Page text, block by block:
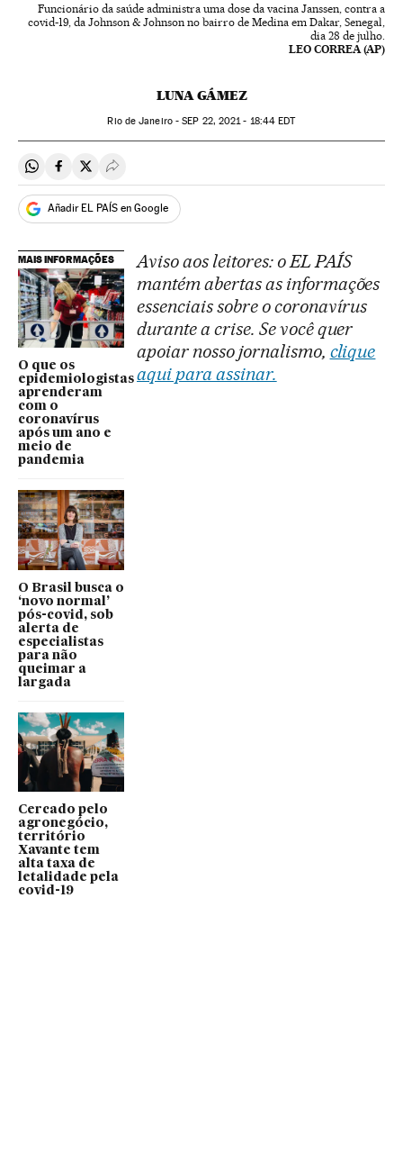
Funcionário da saúde administra uma dose da vacina Janssen, contra a
covid-19, da Johnson & Johnson no bairro de Medina em Dakar, Senegal,
dia 28 de julho.
LEO CORREA (AP)
LUNA GÁMEZ‏
Rio de Janeiro -SEP 22, 2021 - 18:44 EDT
Compartir en Whatsapp
Compartir en Facebook
Compartir en Twitter
Desplegar Redes Sociales
Añadir EL PAÍS en Google
MAIS INFORMAÇÕES
O que os
epidemiologistas
aprenderam
com o
coronavírus
após um ano e
meio de
pandemia
O Brasil busca o
‘novo normal’
pós-covid, sob
alerta de
especialistas
para não
queimar a
largada
Cercado pelo
agronegócio,
território
Xavante tem
alta taxa de
letalidade pela
covid-19
Aviso aos leitores: o EL PAÍS
mantém abertas as informações
essenciais sobre o coronavírus
durante a crise. Se você quer
apoiar nosso jornalismo, clique
aqui para assinar.